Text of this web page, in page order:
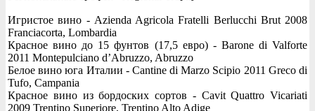
Игристое вино - Azienda Agricola Fratelli Berlucchi Brut 2008
Franciacorta, Lombardia
Красное вино до 15 фунтов (17,5 евро) - Barone di Valforte
2011 Montepulciano d’Abruzzo, Abruzzo
Белое вино юга Италии - Cantine di Marzo Scipio 2011 Greco di
Tufo, Campania
Красное вино из бордоских сортов - Cavit Quattro Vicariati
2009 Trentino Superiore, Trentino Alto Adige